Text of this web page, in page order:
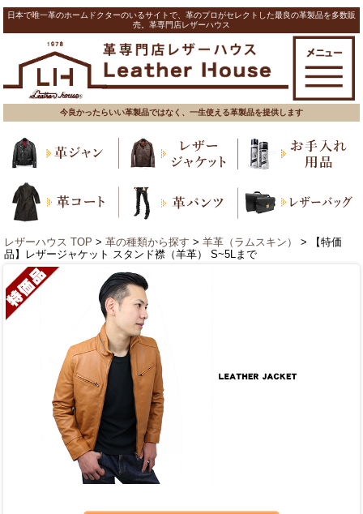
日本で唯一革のホームドクターのいるサイトで、革のプロがセレクトした最良の革製品を多数販
売。革専門店レザーハウス
今良かったらいい革製品ではなく、一生使える革製品を提供します
レザーハウス TOP > 革の種類から探す > 羊革（ラムスキン）
> 【特価
品】レザージャケット スタンド襟（羊革） S~5Lまで